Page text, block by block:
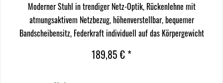
Moderner Stuhl in trendiger Netz-Optik, Rückenlehne mit
atmungsaktivem Netzbezug, höhenverstellbar, bequemer
Bandscheibensitz, Federkraft individuell auf das Körpergewicht
189,85 € *